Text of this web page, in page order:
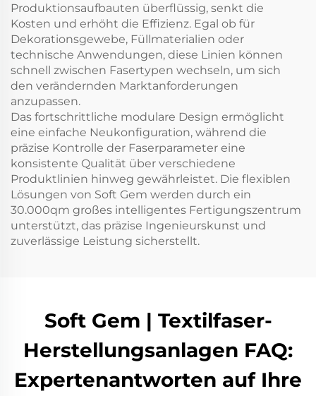
Produktionsaufbauten überflüssig, senkt die
Kosten und erhöht die Effizienz. Egal ob für
Dekorationsgewebe, Füllmaterialien oder
technische Anwendungen, diese Linien können
schnell zwischen Fasertypen wechseln, um sich
den verändernden Marktanforderungen
anzupassen.
Das fortschrittliche modulare Design ermöglicht
eine einfache Neukonfiguration, während die
präzise Kontrolle der Faserparameter eine
konsistente Qualität über verschiedene
Produktlinien hinweg gewährleistet. Die flexiblen
Lösungen von Soft Gem werden durch ein
30.000qm großes intelligentes Fertigungszentrum
unterstützt, das präzise Ingenieurskunst und
zuverlässige Leistung sicherstellt.
Soft Gem | Textilfaser-
Herstellungsanlagen FAQ:
Expertenantworten auf Ihre